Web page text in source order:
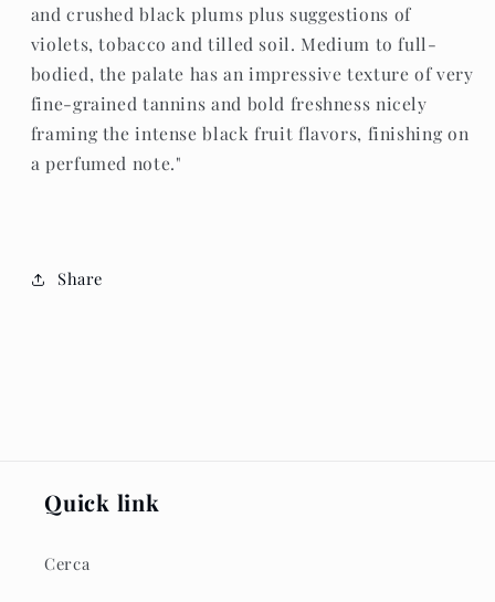
and crushed black plums plus suggestions of
violets, tobacco and tilled soil. Medium to full-
bodied, the palate has an impressive texture of very
fine-grained tannins and bold freshness nicely
framing the intense black fruit flavors, finishing on
a perfumed note."
Share
Quick link
Cerca